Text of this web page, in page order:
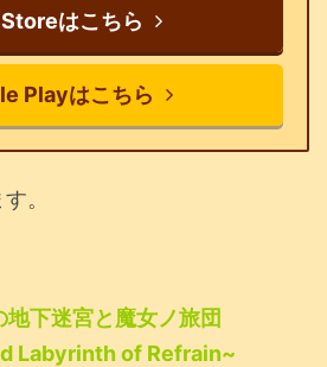
はこちら
Playはこちら
。
地下迷宮と魔女ノ旅団
Labyrinth of Refrain~